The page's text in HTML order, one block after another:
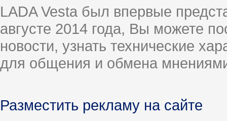
LADA Vesta был впервые
августе 2014 года, Вы можете
новости, узнать технические
для общения и обмена
Разместить рекламу на сайте